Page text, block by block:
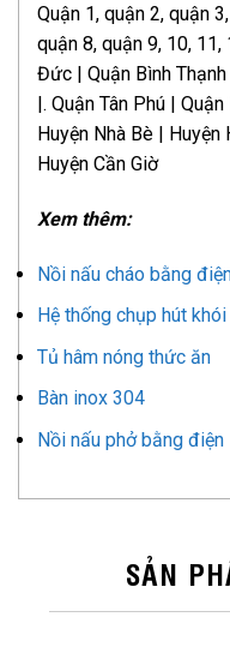
Quận 1, quận 2, quận
quận 8, quận 9, 10, 11,
Đức | Quận Bình Thạnh
|. Quận Tân Phú |
Huyện Nhà Bè | Huyện
Huyện Cần Giờ
Xem thêm:
Nồi nấu cháo bằng
Hệ thống chụp hút
Tủ hâm nóng thức ăn
Bàn inox 304
Nồi nấu phở bằng điện
SẢN